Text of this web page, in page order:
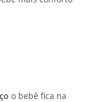
o bebê fica na